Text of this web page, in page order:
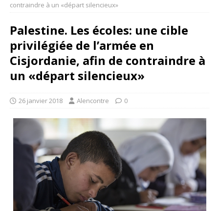
contraindre à un «départ silencieux»
Palestine. Les écoles: une cible
privilégiée de l’armée en
Cisjordanie, afin de contraindre à
un «départ silencieux»
26 janvier 2018 Alencontre 0